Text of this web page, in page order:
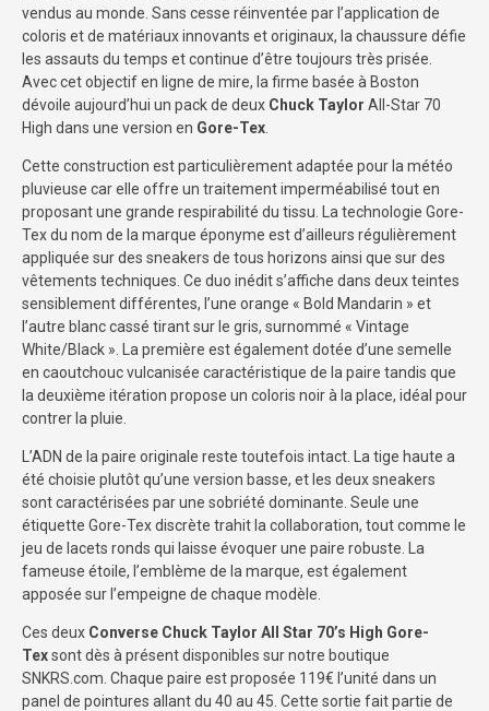
vendus au monde. Sans cesse réinventée par l’application de
coloris et de matériaux innovants et originaux, la chaussure défie
les assauts du temps et continue d’être toujours très prisée.
Avec cet objectif en ligne de mire, la firme basée à Boston
dévoile aujourd’hui un pack de deux Chuck Taylor All-Star 70
High dans une version en Gore-Tex
Cette construction est particulièrement adaptée pour la météo
pluvieuse car elle offre un traitement imperméabilisé tout en
proposant une grande respirabilité du tissu. La technologie Gore-
Tex du nom de la marque éponyme est d’ailleurs régulièrement
appliquée sur des sneakers de tous horizons ainsi que sur des
vêtements techniques. Ce duo inédit s’affiche dans deux teintes
sensiblement différentes, l’une orange « Bold Mandarin » et
l’autre blanc cassé tirant sur le gris, surnommé « Vintage
White/Black ». La première est également dotée d’une semelle
en caoutchouc vulcanisée caractéristique de la paire tandis que
la deuxième itération propose un coloris noir à la place, idéal pour
contrer la pluie.
L’ADN de la paire originale reste toutefois intact. La tige haute a
été choisie plutôt qu’une version basse, et les deux sneakers
sont caractérisées par une sobriété dominante. Seule une
étiquette Gore-Tex discrète trahit la collaboration, tout comme le
jeu de lacets ronds qui laisse évoquer une paire robuste. La
fameuse étoile, l’emblème de la marque, est également
apposée sur l’empeigne de chaque modèle.
Ces deux Converse Chuck Taylor All Star 70’s High Gore-
Texsont dès à présent disponibles sur notre boutique
SNKRS.com. Chaque paire est proposée 119€ l’unité dans un
panel de pointures allant du 40 au 45. Cette sortie fait partie de